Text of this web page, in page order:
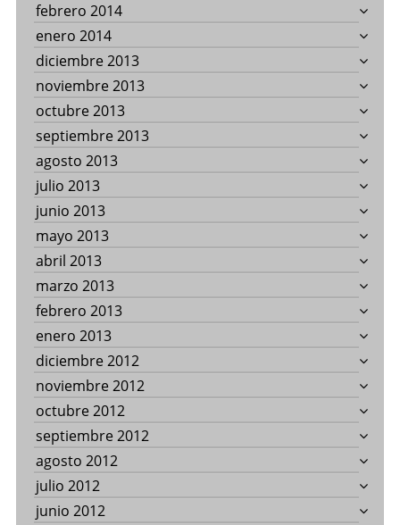
febrero 2014
enero 2014
diciembre 2013
noviembre 2013
octubre 2013
septiembre 2013
agosto 2013
julio 2013
junio 2013
mayo 2013
abril 2013
marzo 2013
febrero 2013
enero 2013
diciembre 2012
noviembre 2012
octubre 2012
septiembre 2012
agosto 2012
julio 2012
junio 2012